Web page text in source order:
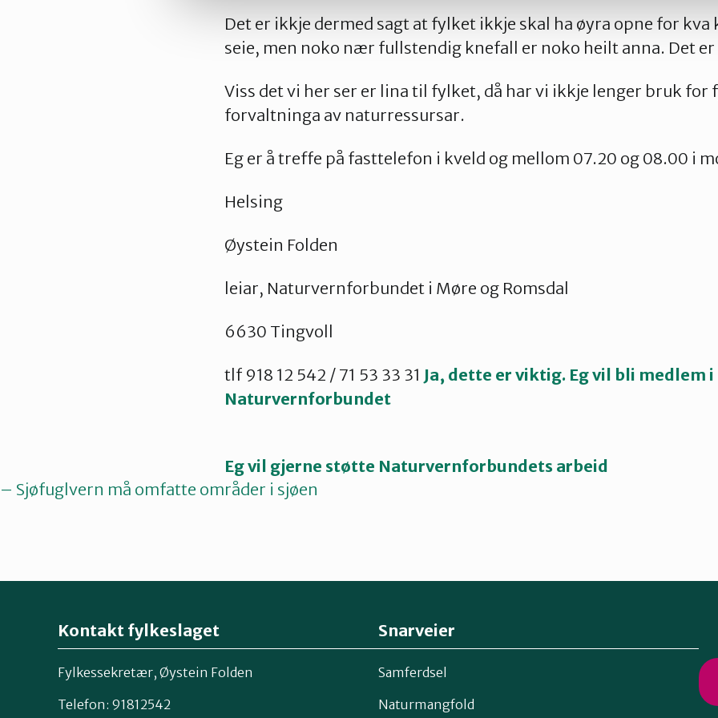
Det er ikkje dermed sagt at fylket ikkje skal ha øyra opne for kva
seie, men noko nær fullstendig knefall er noko heilt anna. Det
Viss det vi her ser er lina til fylket, då har vi ikkje lenger bruk for
forvaltninga av naturressursar.
Eg er å treffe på fasttelefon i kveld og mellom 07.20 og 08.00 i
Helsing
Øystein Folden
leiar, Naturvernforbundet i Møre og Romsdal
6630 Tingvoll
tlf 918 12 542 / 71 53 33 31 Ja, dette er viktig. Eg vil bli medlem i
Naturvernforbundet
Eg vil gjerne støtte Naturvernforbundets arbeid
– Sjøfuglvern må omfatte områder i sjøen
Kontakt fylkeslaget
Fylkessekretær, Øystein Folden
Telefon: 91812542
Snarveier
Samferdsel
Naturmangfold